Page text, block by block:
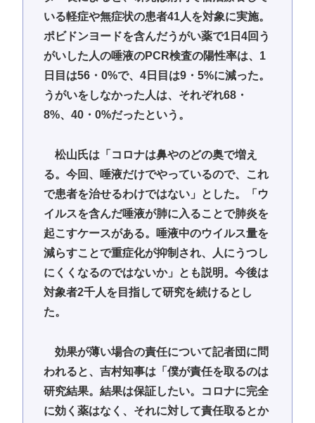
いる軽症や無症状の患者41人を対象に実施。
ポビドンヨードを含んだうがい薬で1日4回う
がいした人の唾液のPCR検査の陽性率は、1
日目は56・0%で、4日目は9・5%に減った。
うがいをしなかった人は、それぞれ68・
8%、40・0%だったという。
松山氏は「コロナは鼻やのどの奥で増え
る。今回、唾液だけでやっているので、これ
で患者を治せるわけではない」とした。「ウ
イルスを含んだ唾液が肺に入ることで肺炎を
起こすケースがある。唾液中のウイルス量を
減らすことで重症化が抑制され、人にうつし
にくくなるのではないか」とも説明。今後は
対象者2千人を目指して研究を続けるとし
た。
効果が薄い場合の責任について記者団に問
われると、吉村知事は「僕が責任を取るのは
研究結果。結果は保証したい。コロナに完全
に効く薬はなく、それに対して責任取るとか